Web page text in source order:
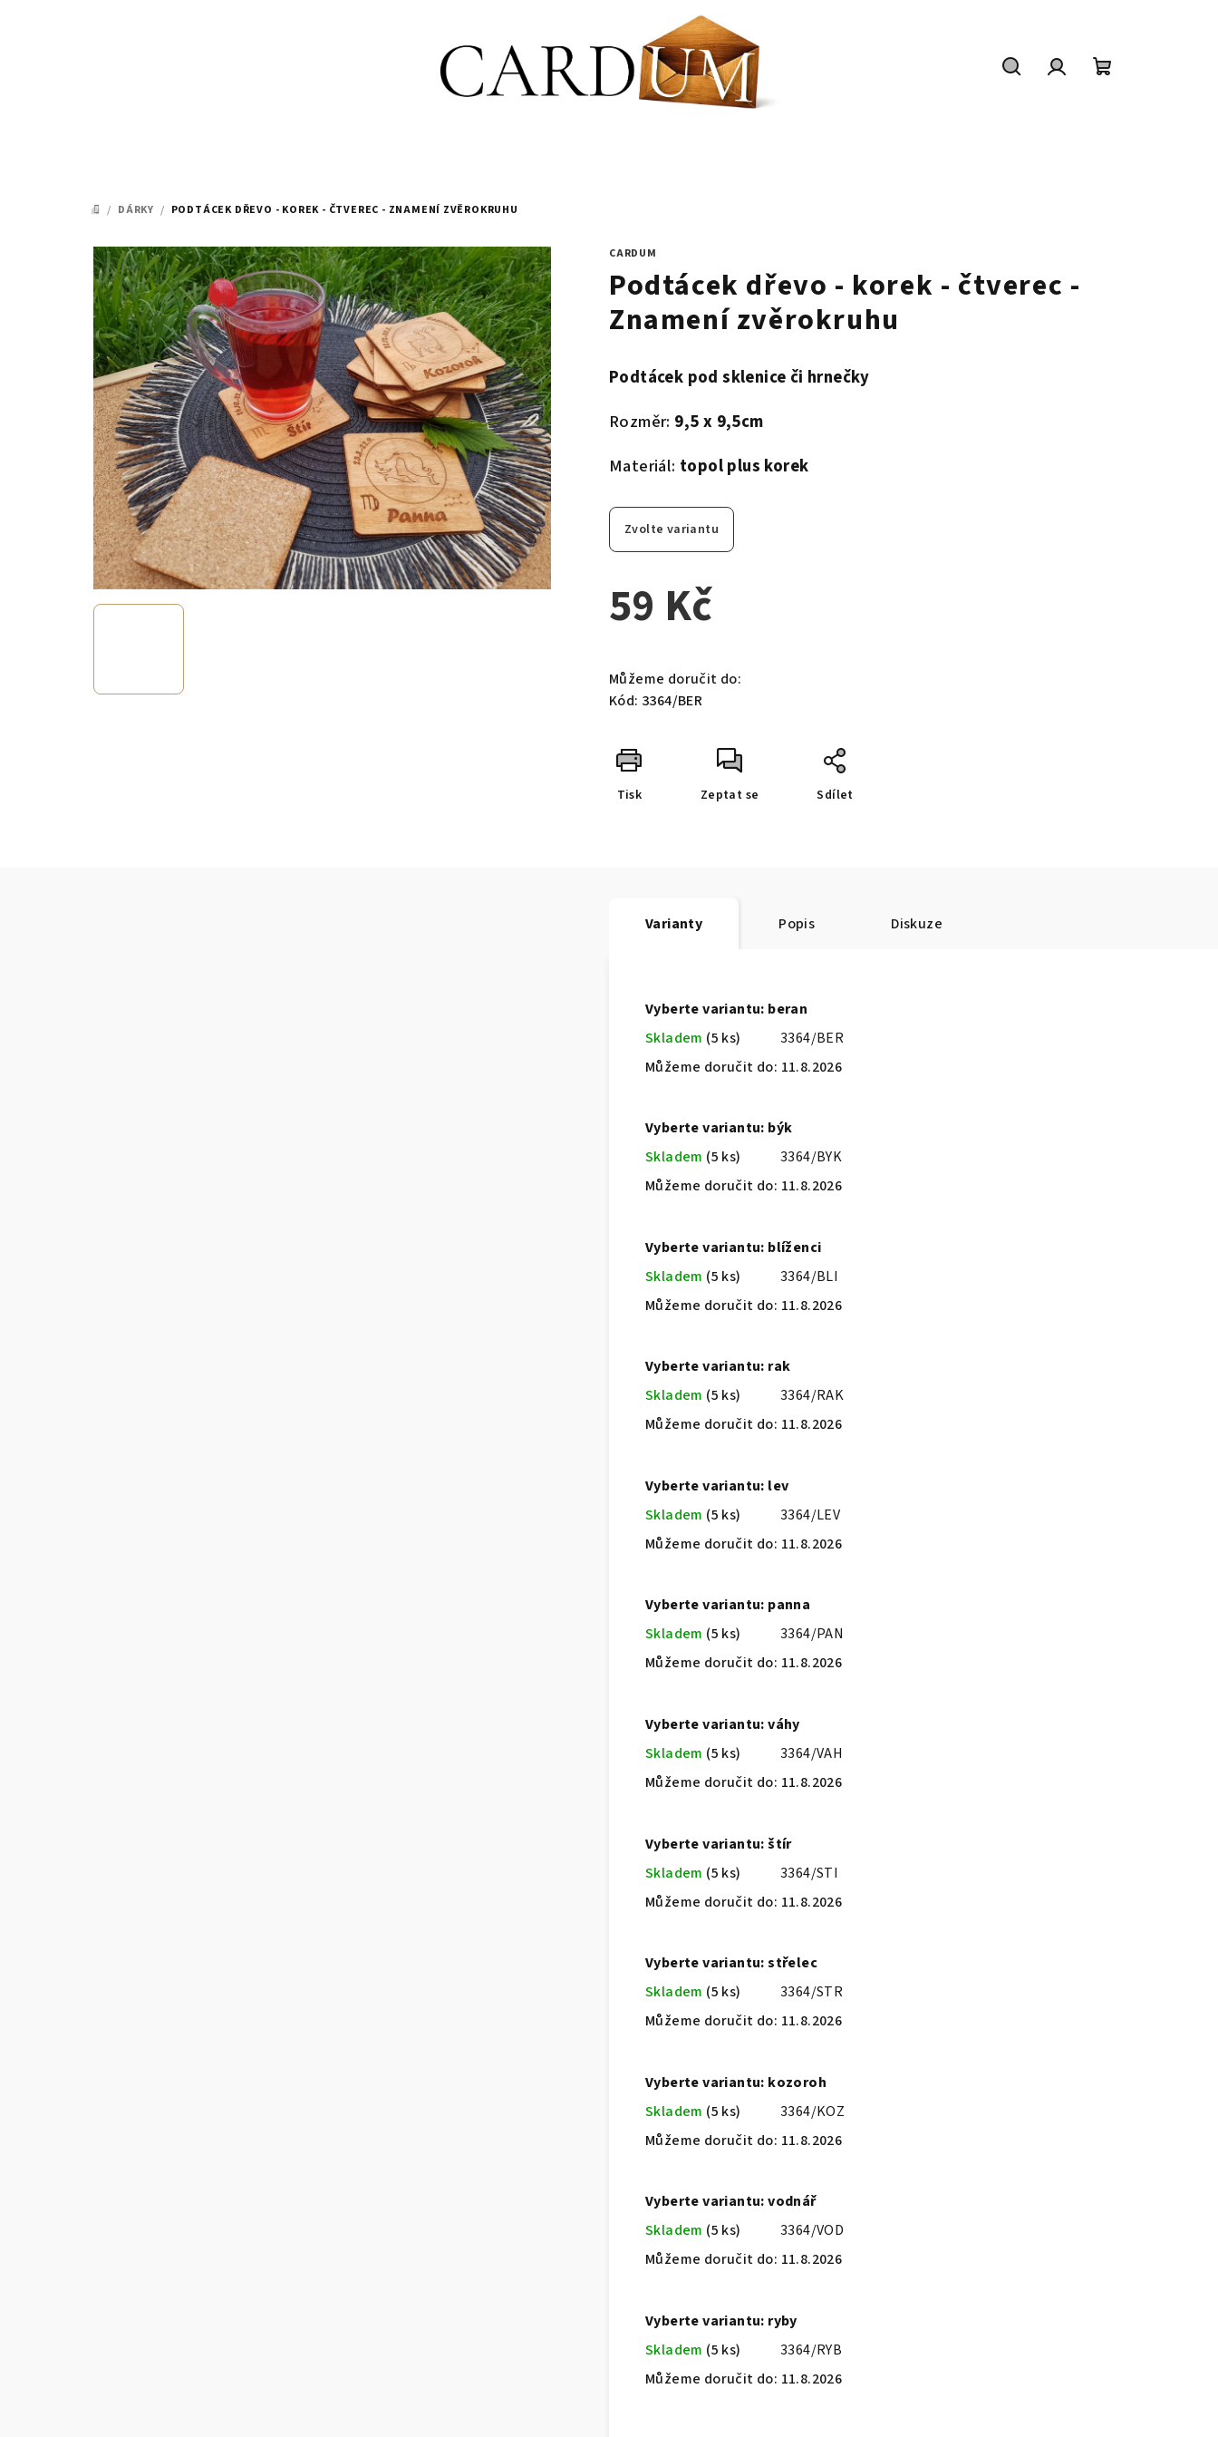
DOMŮ
/ DÁRKY / PODTÁCEK DŘEVO - KOREK - ČTVEREC - ZNAMENÍ ZVĚROKRUHU
CARDUM
Podtácek dřevo - korek - čtverec -
Znamení zvěrokruhu
Podtácek pod sklenice či hrnečky
Rozměr: 9,5 x 9,5cm
Materiál: topol plus korek
Zvolte variantu
59 Kč
cena:
Můžeme doručit do:
Kód: 3364/BER
Tisk Zeptat se Sdílet
Varianty Popis Diskuze
Vyberte variantu: beran
Skladem (5 ks)
3364/BER
Můžeme doručit do: 11.8.2026
Vyberte variantu: býk
Skladem (5 ks)
3364/BYK
Můžeme doručit do: 11.8.2026
Vyberte variantu: blíženci
Skladem (5 ks)
3364/BLI
Můžeme doručit do: 11.8.2026
Vyberte variantu: rak
Skladem (5 ks)
3364/RAK
Můžeme doručit do: 11.8.2026
Vyberte variantu: lev
Skladem (5 ks)
3364/LEV
Můžeme doručit do: 11.8.2026
Vyberte variantu: panna
Skladem (5 ks)
3364/PAN
Můžeme doručit do: 11.8.2026
Vyberte variantu: váhy
Skladem (5 ks)
3364/VAH
Můžeme doručit do: 11.8.2026
Vyberte variantu: štír
Skladem (5 ks)
3364/STI
Můžeme doručit do: 11.8.2026
Vyberte variantu: střelec
Skladem (5 ks)
3364/STR
Můžeme doručit do: 11.8.2026
Vyberte variantu: kozoroh
Skladem (5 ks)
3364/KOZ
Můžeme doručit do: 11.8.2026
Vyberte variantu: vodnář
Skladem (5 ks)
3364/VOD
Můžeme doručit do: 11.8.2026
Vyberte variantu: ryby
Skladem (5 ks)
3364/RYB
Můžeme doručit do: 11.8.2026